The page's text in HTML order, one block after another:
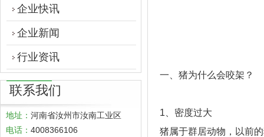
企业快讯
企业新闻
行业资讯
联系我们
地址： 河南省汝州市汝南工业区
电话： 4008366106
一、猪为什么会咬架？
1、密度过大
猪属于群居动物，以前